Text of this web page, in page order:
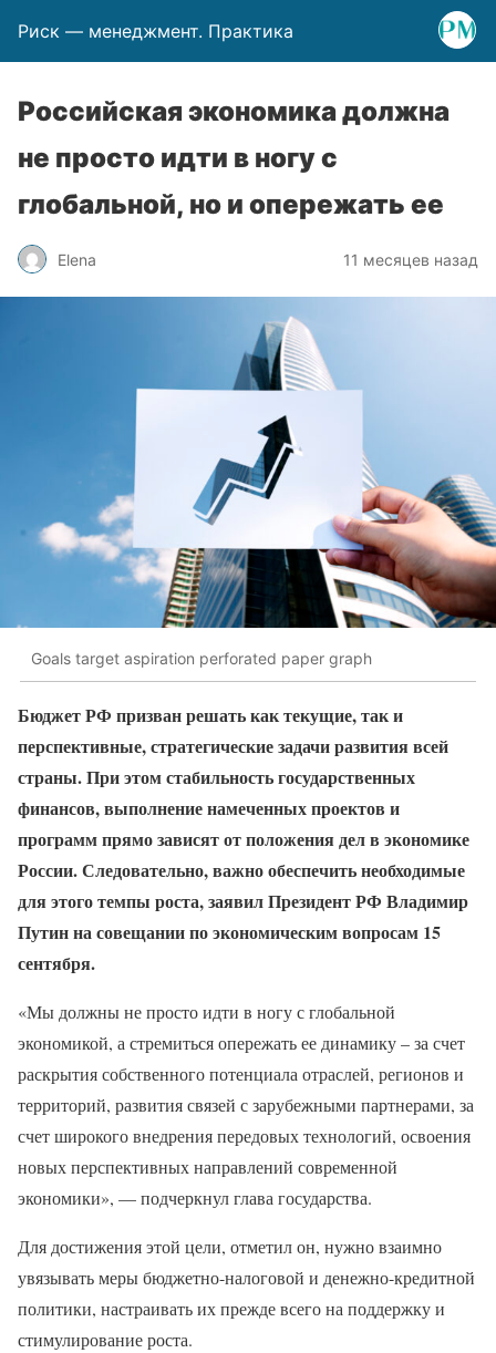
Риск — менеджмент. Практика
Российская экономика должна
не просто идти в ногу с
глобальной, но и опережать ее
Elena 11 месяцев назад
Goals target aspiration perforated paper graph
Бюджет РФ призван решать как текущие, так и
перспективные, стратегические задачи развития всей
страны. При этом стабильность государственных
финансов, выполнение намеченных проектов и
программ прямо зависят от положения дел в экономике
России. Следовательно, важно обеспечить необходимые
для этого темпы роста, заявил Президент РФ Владимир
Путин на совещании по экономическим вопросам 15
сентября.
«Мы должны не просто идти в ногу с глобальной
экономикой, а стремиться опережать ее динамику – за счет
раскрытия собственного потенциала отраслей, регионов и
территорий, развития связей с зарубежными партнерами, за
счет широкого внедрения передовых технологий, освоения
новых перспективных направлений современной
экономики», — подчеркнул глава государства.
Для достижения этой цели, отметил он, нужно взаимно
увязывать меры бюджетно-налоговой и денежно-кредитной
политики, настраивать их прежде всего на поддержку и
стимулирование роста.